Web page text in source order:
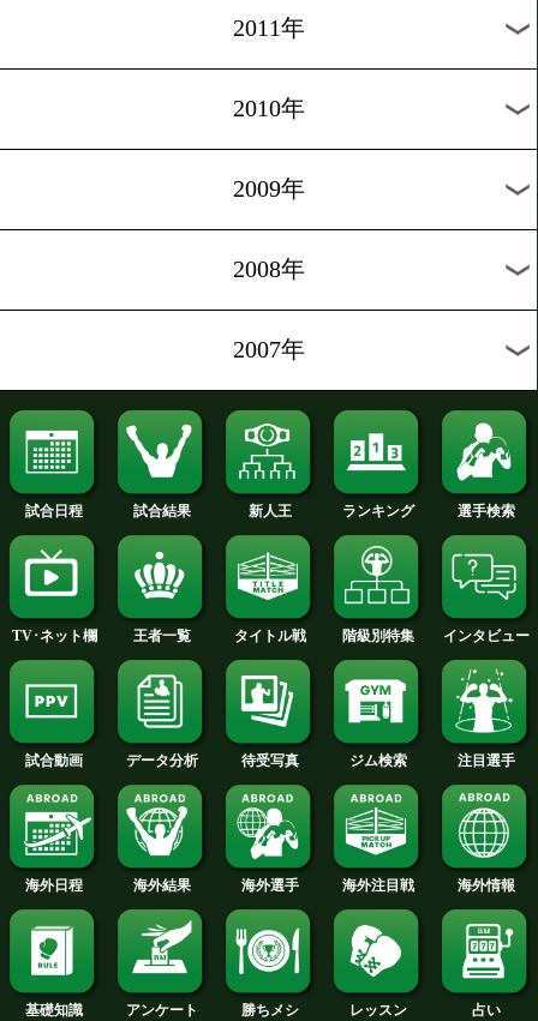
2019年
2018年
2017年
2016年
2015年
2014年
2013年
2012年
2011年